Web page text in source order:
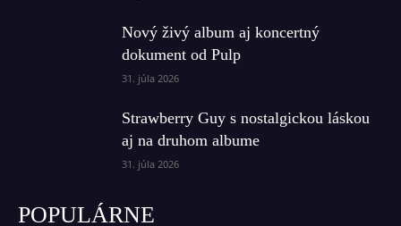
Nový živý album aj koncertný
dokument od Pulp
31. júla 2026
Strawberry Guy s nostalgickou láskou
aj na druhom albume
31. júla 2026
POPULÁRNE